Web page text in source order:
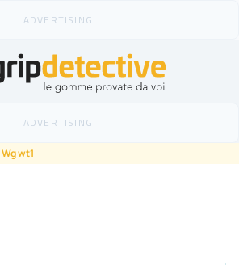
GripDetective
Wg wt1